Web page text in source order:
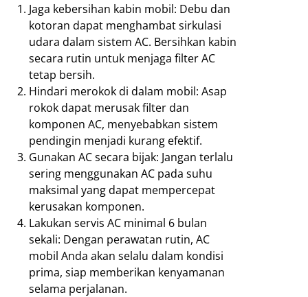
Jaga kebersihan kabin mobil: Debu dan
kotoran dapat menghambat sirkulasi
udara dalam sistem AC. Bersihkan kabin
secara rutin untuk menjaga filter AC
tetap bersih.
Hindari merokok di dalam mobil: Asap
rokok dapat merusak filter dan
komponen AC, menyebabkan sistem
pendingin menjadi kurang efektif.
Gunakan AC secara bijak: Jangan terlalu
sering menggunakan AC pada suhu
maksimal yang dapat mempercepat
kerusakan komponen.
Lakukan servis AC minimal 6 bulan
sekali: Dengan perawatan rutin, AC
mobil Anda akan selalu dalam kondisi
prima, siap memberikan kenyamanan
selama perjalanan.